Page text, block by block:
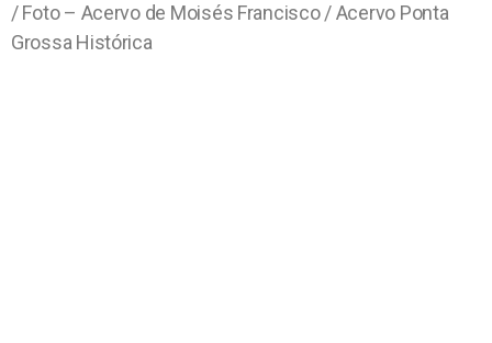
/ Foto – Acervo de Moisés Francisco / Acervo Ponta
Grossa Histórica